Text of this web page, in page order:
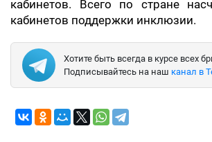
кабинетов. Всего по стране
кабинетов поддержки инклюзии.
Хотите быть всегда в курсе всех
Подписывайтесь на наш канал в